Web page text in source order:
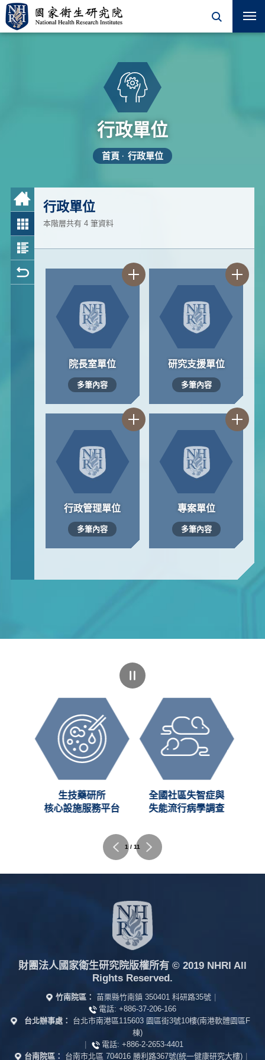
行政單位
首頁 行政單位
行政單位
本階層共有 4 筆資料
院長室單位
多筆內容
研究支援單位
多筆內容
行政管理單位
多筆內容
專案單位
多筆內容
生技藥研所
核心設施服務平台
全國社區失智症與
失能流行病學調查
2 / 11
財團法人國家衛生研究院版權所有 © 2019 NHRI All
Rights Reserved.
竹南院區： 苗栗縣竹南鎮 350401 科研路35號
電話: +886-37-206-166
台北辦事處：
台北市南港區115603 園區街3號10樓(南港軟體園區F
棟)
電話: +886-2-2653-4401
台南院區：
台南市北區 704016 勝利路367號(統一健康研究大樓)